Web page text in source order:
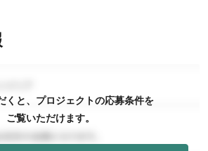
くと、プロジェクトの応募条件を
ご覧いただけます。